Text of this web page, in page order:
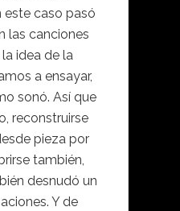
este caso pasó
las canciones
idea de la
a ensayar,
sonó. Así que
reconstruirse
pieza por
también,
desnudó un
Y de